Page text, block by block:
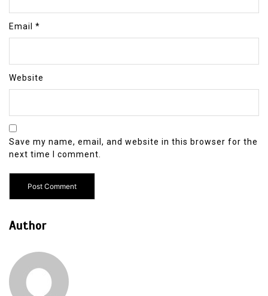
Email *
Website
Save my name, email, and website in this browser for the
next time I comment.
Author